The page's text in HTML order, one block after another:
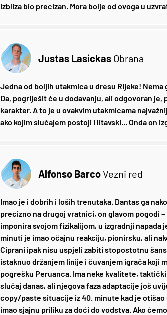
izbliza bio precizan. Mora bolje od ovoga u
Justas Lasickas Obrana
Jedna od boljih utakmica u dresu Rijeke!
Da, pogriješit će u dodavanju, ali odgovoran je,
karakter. A to je u ovakvim utakmicama
ako kojim slučajem postoji i litavski... Onda on
Alfonso BarcoVezni red
Imao je i dobrih i loših trenutaka. Dantas ga
precizno na drugoj vratnici, on glavom pogodi –
imponira svojom fizikalijom, u izgradnji napada
minuti je imao očajnu reakciju, pionirsku, ali
Ciprani ipak nisu uspjeli zabiti stopostotnu
istaknuo držanjem linije i čuvanjem igrača koji
pogrešku Peruanca. Ima neke kvalitete,
slučaj danas, ali njegova faza adaptacije još
copy/paste situacije iz 40. minute kad je otišao
imao sjajnu priliku za doći do vodstva. Ako